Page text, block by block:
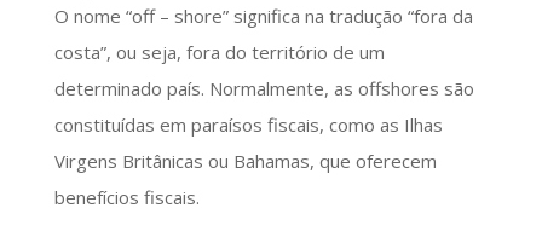
O nome “off – shore” significa na tradução “fora da
costa”, ou seja, fora do território de um
determinado país. Normalmente, as offshores são
constituídas em paraísos fiscais, como as Ilhas
Virgens Britânicas ou Bahamas, que oferecem
benefícios fiscais.